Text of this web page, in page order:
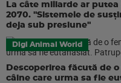
La câte miliarde ar
2070. "Sistemele de
deja sub presiune"
Digi Animal World
Descoperirea făcută de
câine care urma sa fie